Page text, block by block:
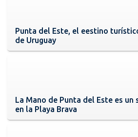
Punta del Este, el eestino
de Uruguay
La Mano de Punta del Este es un
en la Playa Brava